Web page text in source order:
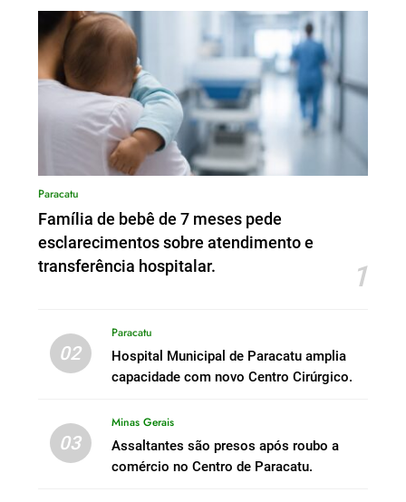
Paracatu
Família de bebê de 7 meses pede
esclarecimentos sobre atendimento e
transferência hospitalar.
1
02
Paracatu
Hospital Municipal de Paracatu amplia
capacidade com novo Centro Cirúrgico.
03
Minas Gerais
Assaltantes são presos após roubo a
comércio no Centro de Paracatu.